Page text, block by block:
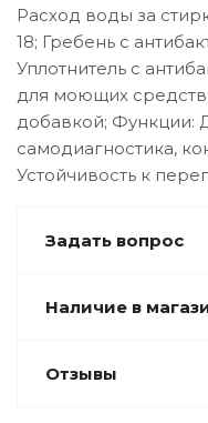
Расход воды за
18; Гребень с
Уплотнитель с
для моющих средств
добавкой; Функции:
самодиагностика,
Устойчивость к
Задать вопрос
Наличие в
Отзывы